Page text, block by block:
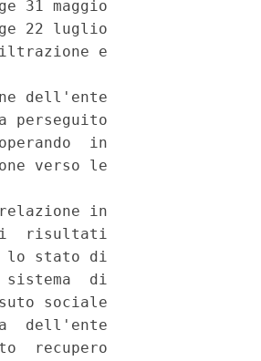
maggio
22 luglio
e
dell'ente
perseguito
in
verso le
in
risultati
lo stato di
di
sociale
dell'ente
recupero